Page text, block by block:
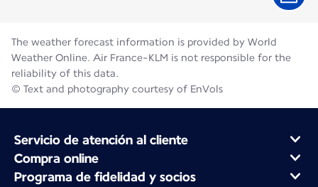
The weather forecast information is provided by World
Weather Online. Air France-KLM is not responsible for the
reliability of this data.
© Text and photography courtesy of EnVols
Servicio de atención al cliente
Compra online
Programa de fidelidad y socios